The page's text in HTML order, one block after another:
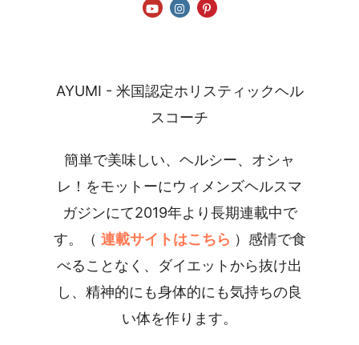
AYUMI - 米国認定ホリスティックヘル
スコーチ
簡単で美味しい、ヘルシー、オシャ
レ！をモットーにウィメンズヘルスマ
ガジンにて2019年より長期連載中で
す。（ 連載サイトはこちら ）感情で食
べることなく、ダイエットから抜け出
し、精神的にも身体的にも気持ちの良
い体を作ります。